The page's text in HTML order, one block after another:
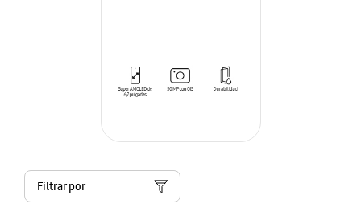
Filtrar por